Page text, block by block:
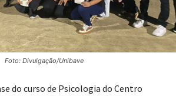
Foto: Divulgação/Unibave
do curso de Psicologia do Centro